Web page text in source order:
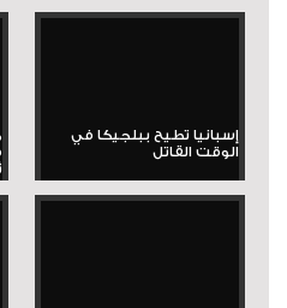
إسبانيا تطيح ببلجيكا في
الوقت القاتل